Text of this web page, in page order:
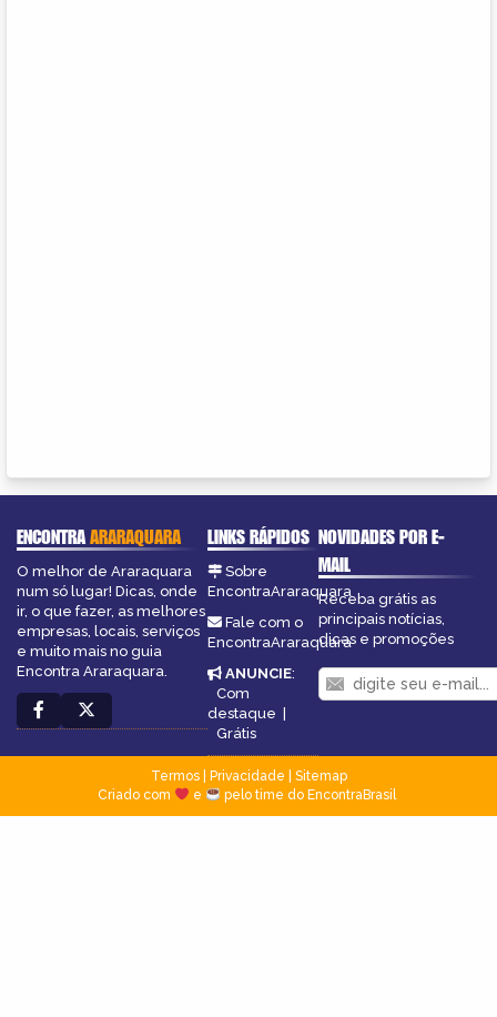
ENCONTRAARARAQUARA
O melhor de Araraquara
num só lugar! Dicas, onde
ir, o que fazer, as melhores
empresas, locais, serviços
e muito mais no guia
Encontra Araraquara.
LINKS RÁPIDOS
Sobre
EncontraAraraquara
Fale com o
EncontraAraraquara
ANUNCIE:
Com
destaque |
Grátis
NOVIDADES POR E-
MAIL
Receba grátis as
principais notícias,
dicas e promoções
Termos| Privacidade
Sitemap
Criado com
e pelo time do EncontraBrasil